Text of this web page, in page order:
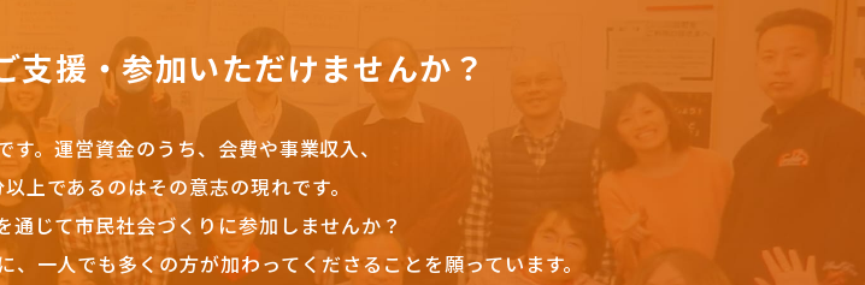
支援・参加いただけませんか？
。 運営資金のうち、会費や事業収入、
上であるのはその意志の現れです。
じて市民社会づくりに参加しませんか？
一人でも多くの方が加わってくださることを願っています。